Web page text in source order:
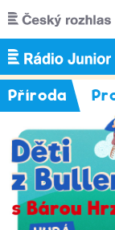
Přejít k hlavnímu
Příroda